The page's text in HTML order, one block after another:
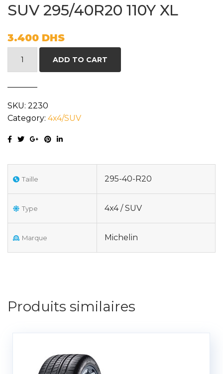
SUV 295/40R20 110Y XL
3.400 DHS
SUV
295/40R20
110Y
ADD TO CART
SKU: 2230
Category: 4x4/SUV
Taille 295-40-R20
Type 4x4 / SUV
Marque Michelin
Produits similaires